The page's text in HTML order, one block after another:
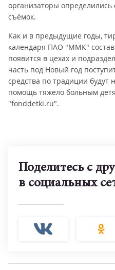
организаторы
съёмок.
Как и в предыдущие годы,
календаря ПАО "ММК"
появится в цехах и
часть под Новый год
средства по традиции
помощь тяжело больным
"fonddetki.ru".
Поделитесь с
в социальных